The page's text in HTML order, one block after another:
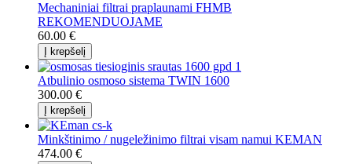
Mechaniniai filtrai praplaunami FHMB
REKOMENDUOJAME
60.00 €
Atbulinio osmoso sistema TWIN 1600
300.00 €
Minkštinimo / nugeležinimo filtrai visam namui KEMAN
474.00 €